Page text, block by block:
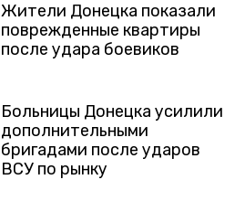
Жители Донецка показали
поврежденные квартиры
после удара боевиков
Больницы Донецка усилили
дополнительными
бригадами после ударов
ВСУ по рынку